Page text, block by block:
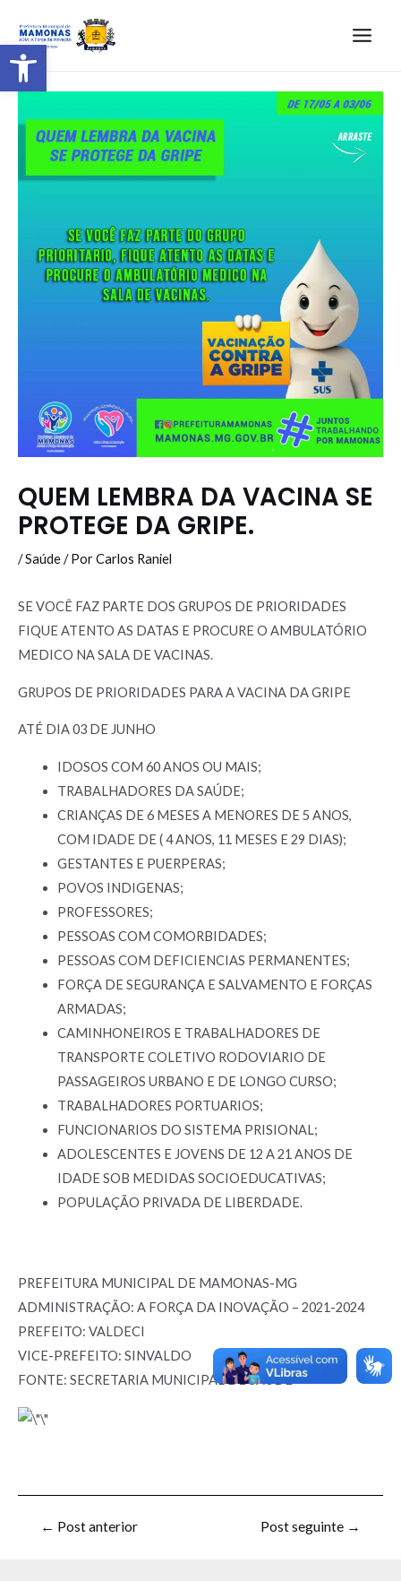
Barra de Ferramentas Aberta
QUEM LEMBRA DA VACINA SE
PROTEGE DA GRIPE.
/Saúde/ PorCarlos Raniel
SE VOCÊ FAZ PARTE DOS GRUPOS DE PRIORIDADES
FIQUE ATENTO AS DATAS E PROCURE O AMBULATÓRIO
MEDICO NA SALA DE VACINAS.
GRUPOS DE PRIORIDADES PARA A VACINA DA GRIPE
ATÉ DIA 03 DE JUNHO
IDOSOS COM 60 ANOS OU MAIS;
TRABALHADORES DA SAÚDE;
CRIANÇAS DE 6 MESES A MENORES DE 5 ANOS,
COM IDADE DE ( 4 ANOS, 11 MESES E 29 DIAS);
GESTANTES E PUERPERAS;
POVOS INDIGENAS;
PROFESSORES;
PESSOAS COM COMORBIDADES;
PESSOAS COM DEFICIENCIAS PERMANENTES;
FORÇA DE SEGURANÇA E SALVAMENTO E FORÇAS
ARMADAS;
CAMINHONEIROS E TRABALHADORES DE
TRANSPORTE COLETIVO RODOVIARIO DE
PASSAGEIROS URBANO E DE LONGO CURSO;
TRABALHADORES PORTUARIOS;
FUNCIONARIOS DO SISTEMA PRISIONAL;
ADOLESCENTES E JOVENS DE 12 A 21 ANOS DE
IDADE SOB MEDIDAS SOCIOEDUCATIVAS;
POPULAÇÃO PRIVADA DE LIBERDADE.
PREFEITURA MUNICIPAL DE MAMONAS-MG
ADMINISTRAÇÃO: A FORÇA DA INOVAÇÃO – 2021-2024
PREFEITO: VALDECI
VICE-PREFEITO: SINVALDO
FONTE: SECRETARIA MUNICIPAL DE SAÚDE
← Post anterior Post seguinte →